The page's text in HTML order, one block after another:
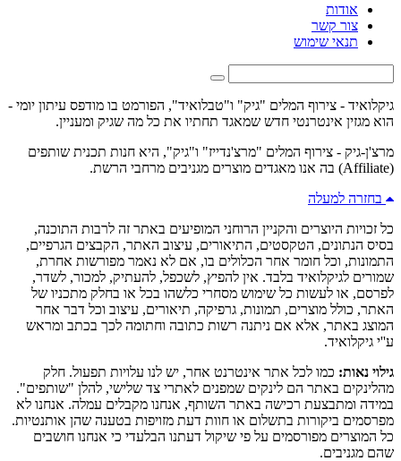
אודות
צור קשר
תנאי שימוש
גיקלואיד - צירוף המלים "גיק" ו"טבלואיד", הפורמט בו מודפס עיתון יומי -
הוא מגזין אינטרנטי חדש שמאגד תחתיו את כל מה שגיק ומעניין.
מרצ'ן-גיק - צירוף המלים "מרצ'נדייז" ו"גיק", היא חנות תכנית שותפים
(Affiliate) בה אנו מאגדים מוצרים מגניבים מרחבי הרשת.
בחזרה למעלה
כל זכויות היוצרים והקניין הרוחני המופיעים באתר זה לרבות התוכנה,
בסיס הנתונים, הטקסטים, התיאורים, עיצוב האתר, הקבצים הגרפיים,
התמונות, וכל חומר אחר הכלולים בו, אם לא נאמר מפורשות אחרת,
שמורים לגיקלואיד בלבד. אין להפיץ, לשכפל, להעתיק, למכור, לשדר,
לפרסם, או לעשות כל שימוש מסחרי כלשהו בכל או בחלק מתכניו של
האתר, כולל מוצרים, תמונות, גרפיקה, תיאורים, עיצוב וכל דבר אחר
המוצג באתר, אלא אם ניתנה רשות כתובה וחתומה לכך בכתב ומראש
ע''י גיקלואיד.
גילוי נאות: כמו לכל אתר אינטרנט אחר, יש לנו עלויות תפעול. חלק
מהלינקים באתר הם לינקים שמפנים לאתרי צד שלישי, להלן "שותפים".
במידה ומתבצעת רכישה באתר השותף, אנחנו מקבלים עמלה. אנחנו לא
מפרסמים ביקורות בתשלום או חוות דעת מזויפות בטענה שהן אותנטיות.
כל המוצרים מפורסמים על פי שיקול דעתנו הבלעדי כי אנחנו חושבים
שהם מגניבים.